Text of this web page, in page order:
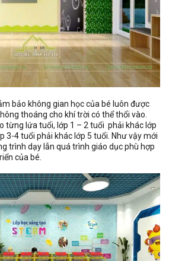
bảo không gian học của bé luôn được
thoáng cho khí trời có thể thổi vào.
từng lứa tuổi, lớp 1 – 2 tuổi phải khác lớp
3-4 tuổi phải khác lớp 5 tuổi. Như vậy mới
trình dạy lẫn quá trình giáo dục phù hợp
của bé.